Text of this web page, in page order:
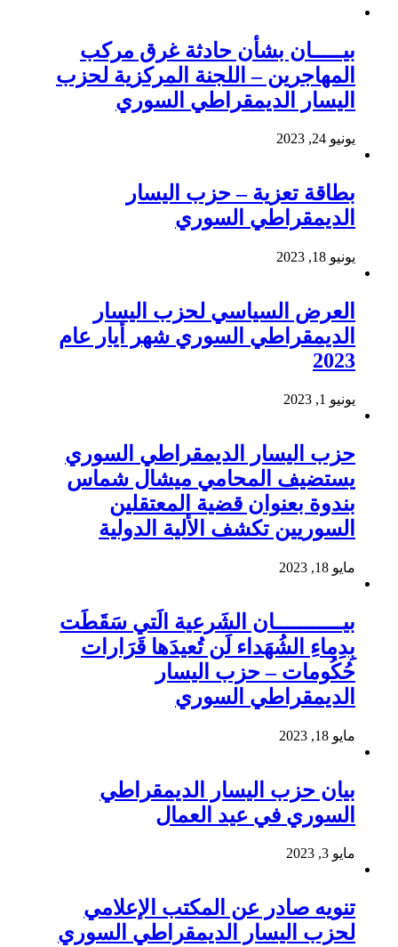
بيـــــان بشأن حادثة غرق مركب
المهاجرين – اللجنة المركزية لحزب
اليسار الديمقراطي السوري
يونيو 24, 2023
بطاقة تعزية – حزب اليسار
الديمقراطي السوري
يونيو 18, 2023
العرض السياسي لحزب اليسار
الديمقراطي السوري شهر أيار عام
2023
يونيو 1, 2023
حزب اليسار الديمقراطي السوري
يستضيف المحامي ميشال شماس
بندوة بعنوان قضية المعتقلين
السوريين تكشف الألية الدولية
مايو 18, 2023
بيـــــــــــان الشَرعية الَتي سَقَطَت
بِدِماءِ الشُهَداء لَن تُعيدَها قَرَارات
حُكُومات – حزب اليسار
الديمقراطي السوري
مايو 18, 2023
بيان حزب اليسار الديمقراطي
السوري في عيد العمال
مايو 3, 2023
تنويه صادر عن المكتب الإعلامي
لحزب اليسار الديمقراطي السوري